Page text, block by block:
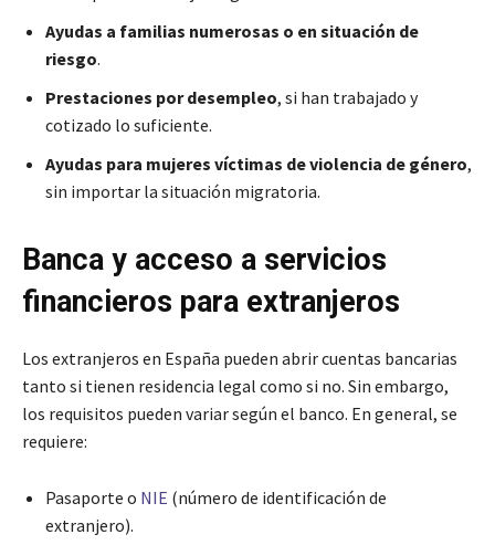
Ayudas a familias numerosas o en situación de
riesgo.
Prestaciones por desempleo, si han trabajado y
cotizado lo suficiente.
Ayudas para mujeres víctimas de violencia de género,
sin importar la situación migratoria.
Banca y acceso a servicios
financieros para extranjeros
Los extranjeros en España pueden abrir cuentas bancarias
tanto si tienen residencia legal como si no. Sin embargo,
los requisitos pueden variar según el banco. En general, se
requiere:
Pasaporte o NIE (número de identificación de
extranjero).